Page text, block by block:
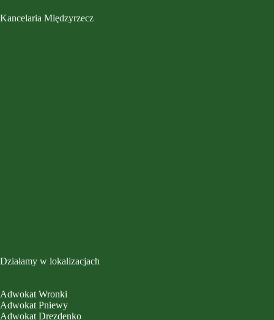
Kancelaria Międzyrzecz
Działamy w lokalizacjach
Adwokat Wronki
Adwokat Pniewy
Adwokat Drezdenko